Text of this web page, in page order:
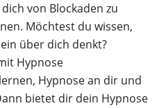
von Blockaden zu
Möchtest du wissen,
über dich denkt?
Hypnose
Hypnose an dir und
bietet dir dein Hypnose